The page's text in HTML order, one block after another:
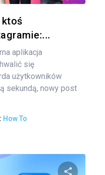
aplikacja
się
użytkowników
sekundą, nowy post
How To